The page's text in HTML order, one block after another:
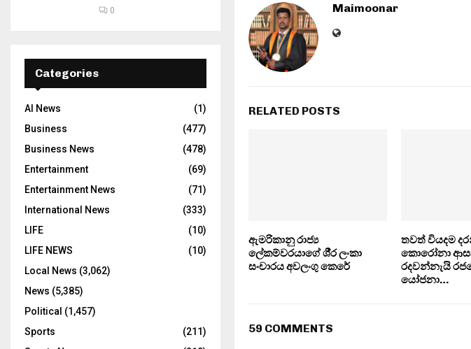
Maimoonar
RELATED POSTS
ඇමරිකානු රාජ්‍ය
ලේකම්වරයාගේ ශී‍්‍ර ලංකා
සංචාරය අවලංගු කෙරේ
තවත් වියදම
කොරෝනා
රදවන්නැයි
යෝජනා…
59 COMMENTS
0
Categories
AI News
(1)
Business
(477)
Business News
(478)
Entertainment
(69)
Entertainment News
(71)
International News
(333)
LIFE
(10)
LIFE NEWS
(10)
Local News (3,062)
News (5,385)
Political (1,457)
Sports
(211)